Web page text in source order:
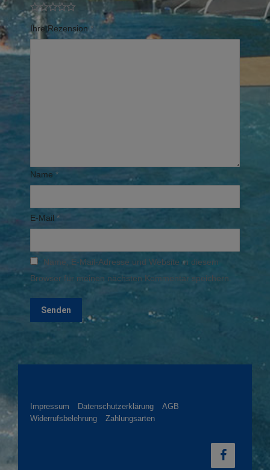
Ihre Rezension*
Name *
E-Mail *
Name, E-Mail-Adresse und Website in diesem
Browser für meinen nächsten Kommentar speichern.
Impressum Datenschutzerklärung
AGB
Widerrufsbelehrung
Zahlungsarten